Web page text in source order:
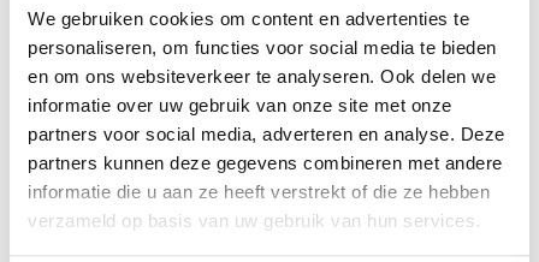
We gebruiken cookies om content en advertenties te
personaliseren, om functies voor social media te bieden
en om ons websiteverkeer te analyseren. Ook delen we
informatie over uw gebruik van onze site met onze
partners voor social media, adverteren en analyse. Deze
partners kunnen deze gegevens combineren met andere
informatie die u aan ze heeft verstrekt of die ze hebben
verzameld op basis van uw gebruik van hun services.
Apply filters
Producten getagd met
Adidas Response
Hoofdbeschermer 2.0
Producten
Filter